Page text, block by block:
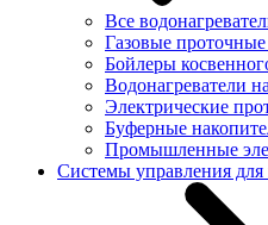
Все
Газовые проточные
Бойлеры
Водонагреватели
Электрические
Буферные
Промышленные
Системы управления для